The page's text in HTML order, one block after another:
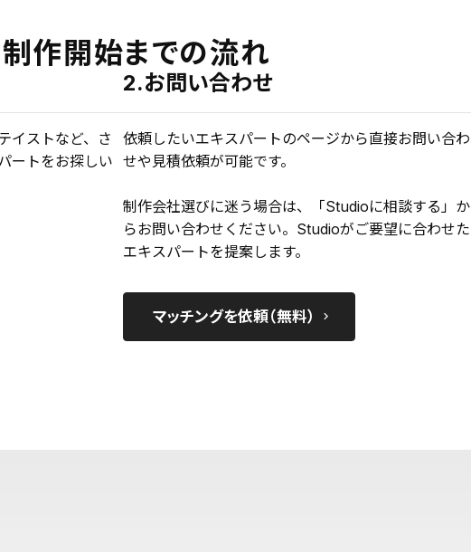
作開始までの流れ
イストなど、さ
ートをお探しい
2.お問い合わせ
依頼したいエキスパートのページから直接お問い合わ
せや見積依頼が可能です。
制作会社選びに迷う場合は、「Studioに相談する」か
らお問い合わせください。Studioがご要望に合わせた
エキスパートを提案します。
マッチングを依頼（無料） keyboard_arrow_right